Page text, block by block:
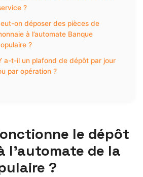
?
on déposer des pièces de
à l’automate Banque
?
a-t-il un plafond de dépôt par jour
par opération ?
le dépôt
l’automate de la
?